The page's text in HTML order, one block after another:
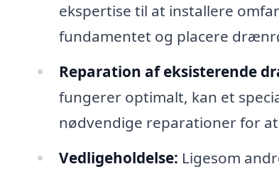
ekspertise til at installere
fundamentet og placere
Reparation af eksisterende
fungerer optimalt, kan et
nødvendige reparationer for
Vedligeholdelse: Ligesom